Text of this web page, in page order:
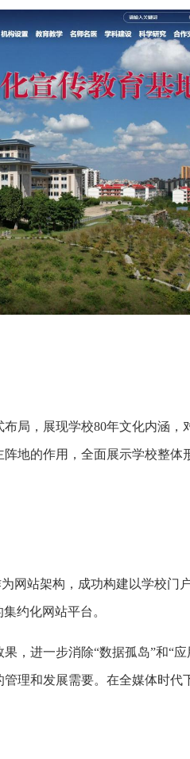
局，展现学校80年文化内涵，
地的作用，全面展示学校整体
网站架构，成功构建以学校门
约化网站平台。
，进一步消除“数据孤岛”和“
理和发展需要。在全媒体时代